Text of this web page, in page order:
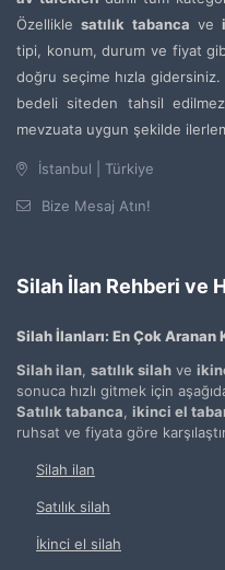
Özelliklesatılık tabanca ve
tipi, konum, durum ve fiyat
doğru seçime hızla
bedeli siteden tahsil
mevzuata uygun şekilde
İstanbul | Türkiye
Bize Mesaj Atın!
Silah İlan Rehberi ve
Silah İlanları: En Çok Aranan
Silah ilan satılık silah ve
sonuca hızlı gitmek için
Satılık tabanca ikinci el
ruhsat ve fiyata göre
Silah ilan
Satılık silah
İkinci el silah